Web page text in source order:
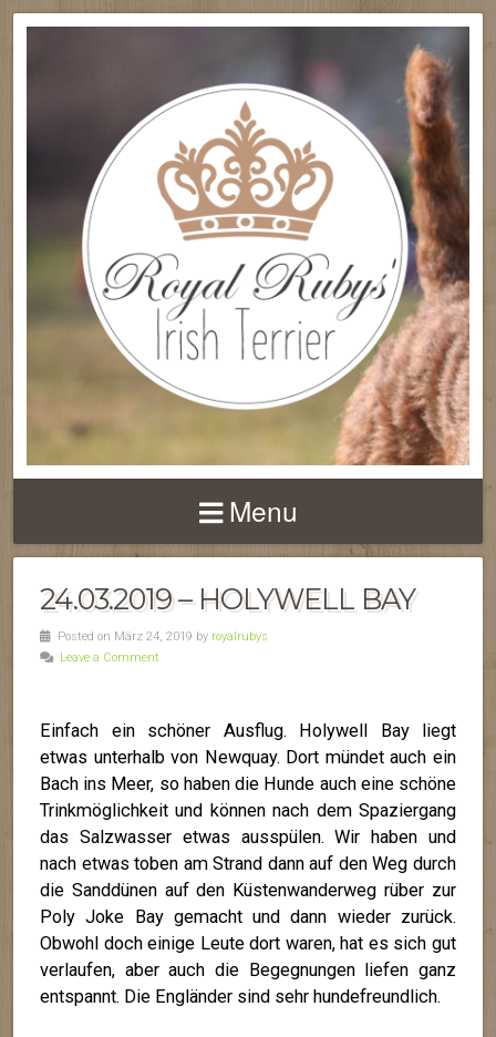
Menu
24.03.2019 – HOLYWELL BAY
Posted on März 24, 2019 by royalrubys
Leave a Comment
Einfach ein schöner Ausflug. Holywell Bay liegt
etwas unterhalb von Newquay. Dort mündet auch ein
Bach ins Meer, so haben die Hunde auch eine schöne
Trinkmöglichkeit und können nach dem Spaziergang
das Salzwasser etwas ausspülen. Wir haben und
nach etwas toben am Strand dann auf den Weg durch
die Sanddünen auf den Küstenwanderweg rüber zur
Poly Joke Bay gemacht und dann wieder zurück.
Obwohl doch einige Leute dort waren, hat es sich gut
verlaufen, aber auch die Begegnungen liefen ganz
entspannt. Die Engländer sind sehr hundefreundlich.